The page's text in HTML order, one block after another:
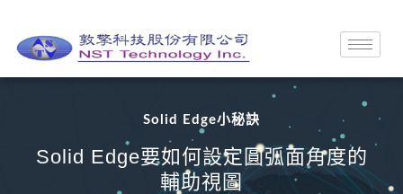
Solid Edge小秘訣
Solid Edge要如何設定圓弧面角度的
輔助視圖